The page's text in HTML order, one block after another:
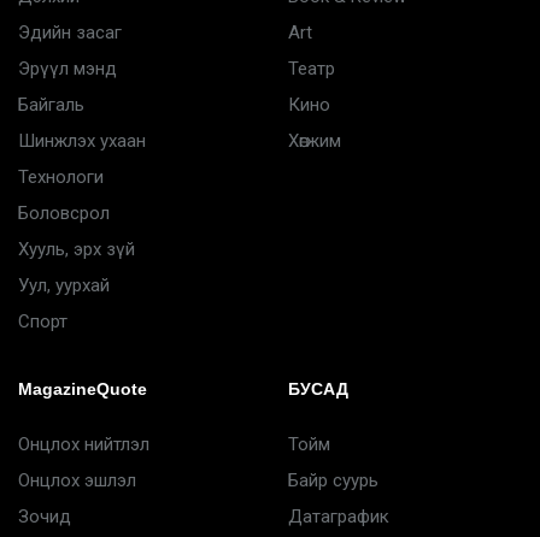
Эдийн засаг
Эрүүл мэнд
Байгаль
Шинжлэх ухаан
Технологи
Боловсрол
Хууль, эрх зүй
Уул, уурхай
Спорт
Art
Театр
Кино
Хөгжим
MagazineQuote
Онцлох нийтлэл
Онцлох эшлэл
Зочид
БУСАД
Тойм
Байр суурь
Датаграфик